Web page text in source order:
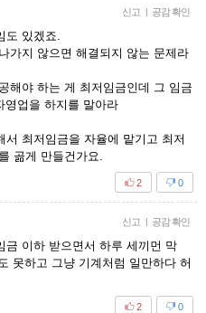
신고 공감 확인
도 있겠죠.
가지 않으면 해결되지 않는 문제라
해야 하는 게 최저임금인데 그 임금
영업을 하지를 말아라
최저임금을 자율에 맡기고 최저
곪게 만들건가요.
0
2
신고 공감 확인
금 이하 받으면서 하루 세끼먼 막
못하고 그냥 기계처럼 일만하다 허
0
2